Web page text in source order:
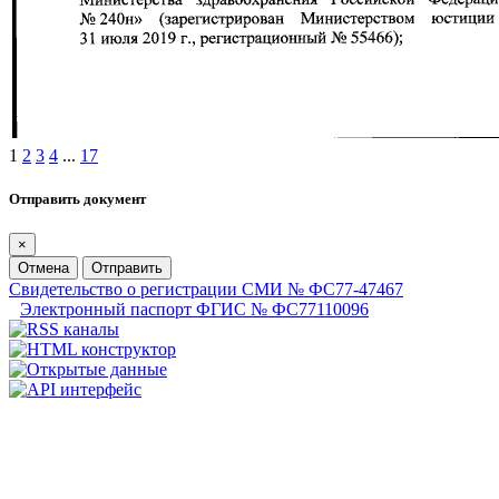
1 2 3 4 ... 17
Отправить документ
×
Отмена
Отправить
Свидетельство о регистрации СМИ № ФС77-47467
Электронный паспорт ФГИС № ФС77110096